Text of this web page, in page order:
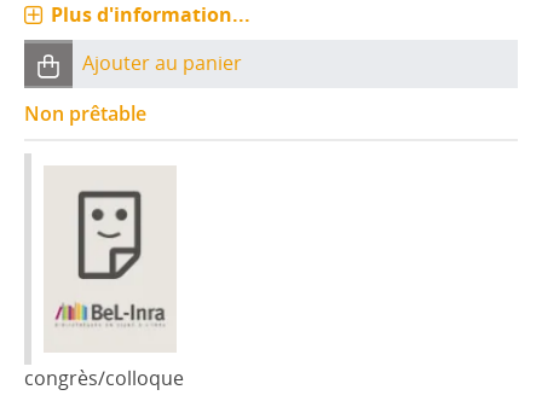
Plus d'information...
Ajouter au panier
Non prêtable
congrès/colloque